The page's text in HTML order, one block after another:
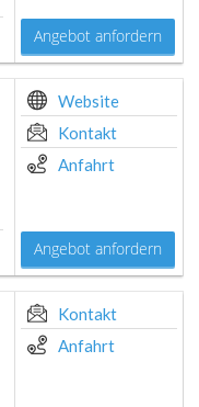
Angebot anfordern
Website
Kontakt
Anfahrt
Angebot anfordern
Kontakt
Anfahrt